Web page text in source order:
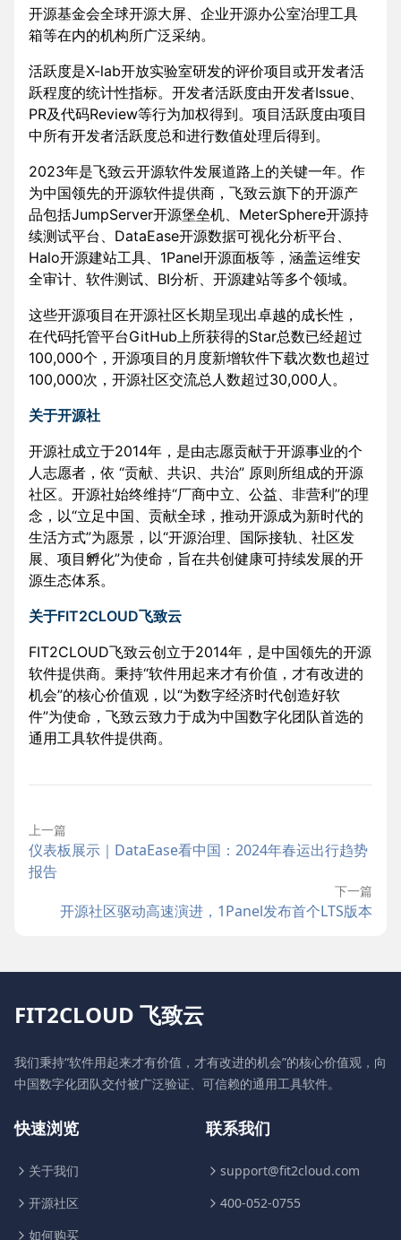
开源基金会全球开源大屏、企业开源办公室治理工具
箱等在内的机构所广泛采纳。
活跃度是X-lab开放实验室研发的评价项目或开发者活
跃程度的统计性指标。开发者活跃度由开发者Issue、
PR及代码Review等行为加权得到。项目活跃度由项目
中所有开发者活跃度总和进行数值处理后得到。
2023年是飞致云开源软件发展道路上的关键一年。作
为中国领先的开源软件提供商，飞致云旗下的开源产
品包括JumpServer开源堡垒机、MeterSphere开源持
续测试平台、DataEase开源数据可视化分析平台、
Halo开源建站工具、1Panel开源面板等，涵盖运维安
全审计、软件测试、BI分析、开源建站等多个领域。
这些开源项目在开源社区长期呈现出卓越的成长性，
在代码托管平台GitHub上所获得的Star总数已经超过
100,000个，开源项目的月度新增软件下载次数也超过
100,000次，开源社区交流总人数超过30,000人。
关于开源社
开源社成立于2014年，是由志愿贡献于开源事业的个
人志愿者，依 “贡献、共识、共治” 原则所组成的开源
社区。开源社始终维持“厂商中立、公益、非营利”的理
念，以“立足中国、贡献全球，推动开源成为新时代的
生活方式”为愿景，以“开源治理、国际接轨、社区发
展、项目孵化”为使命，旨在共创健康可持续发展的开
源生态体系。
关于FIT2CLOUD飞致云
FIT2CLOUD飞致云创立于2014年，是中国领先的开源
软件提供商。秉持“软件用起来才有价值，才有改进的
机会”的核心价值观，以“为数字经济时代创造好软
件”为使命，飞致云致力于成为中国数字化团队首选的
通用工具软件提供商。
上一篇
仪表板展示｜DataEase看中国：2024年春运出行趋势
报告
下一篇
开源社区驱动高速演进，1Panel发布首个LTS版本
FIT2CLOUD 飞致云
我们秉持“软件用起来才有价值，才有改进的机会”的核心价值观，向
中国数字化团队交付被广泛验证、可信赖的通用工具软件。
快速浏览
关于我们
开源社区
如何购买
联系我们
support@fit2cloud.com
400-052-0755